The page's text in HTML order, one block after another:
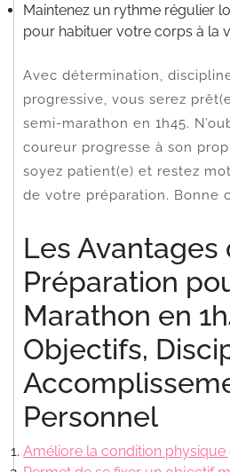
Maintenez un rythme régulier
pour habituer votre corps à la
Avec détermination,
progressive, vous serez
semi-marathon en 1h45.
coureur progresse à son
soyez patient(e) et restez
de votre préparation. Bonne
Les Avantages
Préparation
Marathon en
Objectifs,
Personnel
Améliore la condition physique